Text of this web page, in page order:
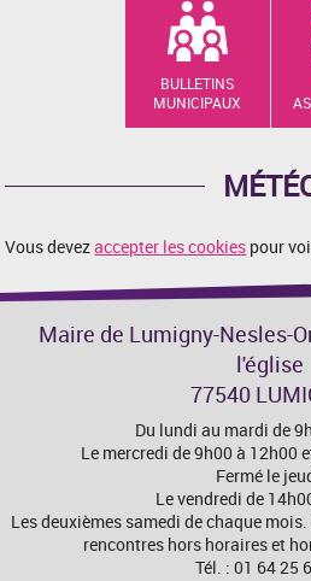
BULLETINS
MUNICIPAUX
Vous devezaccepter les cookies pour
Maire de Lumigny-Nesles-
l'église
77540
Du lundi au mardi de
Le mercredi de 9h00 à 12h00
Fermé le
Le vendredi de
Les deuxièmes samedi de chaque
rencontres hors horaires et
Tél. : 01 64 25